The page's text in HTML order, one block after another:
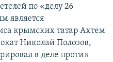
по «делу 26
является
крымских татар Ахтем
Николай Полозов,
в деле против